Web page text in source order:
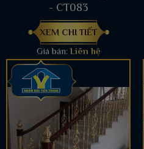
- CT083
XEM CHI TIẾT
Giá bán: Liên hệ